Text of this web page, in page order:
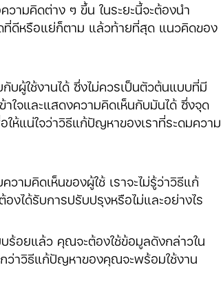
มคิดต่าง ๆ ขึ้น ในระยะนี้จะต้องนำ
ที่ดีหรือแย่ก็ตาม แล้วท้ายที่สุด แนวคิดของ
ผู้ใช้งานได้ ซึ่งไม่ควรเป็นตัวต้นแบบที่มี
ใจและแสดงความคิดเห็นกับมันได้ ซึ่งจุด
ห้แน่ใจว่าวิธีแก้ปัญหาของเราที่ระดมความ
มคิดเห็นของผู้ใช้ เราจะไม่รู้ว่าวิธีแก้
งได้รับการปรับปรุงหรือไม่และอย่างไร
ร้อยแล้ว คุณจะต้องใช้ข้อมูลดังกล่าวใน
ว่าวิธีแก้ปัญหาของคุณจะพร้อมใช้งาน